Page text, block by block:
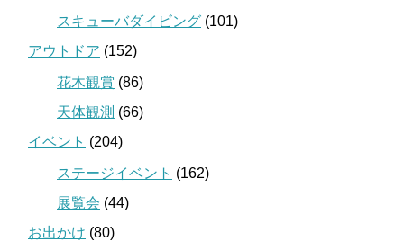
スキューバダイビング (101)
アウトドア (152)
花木観賞 (86)
天体観測 (66)
イベント (204)
ステージイベント (162)
展覧会 (44)
お出かけ (80)